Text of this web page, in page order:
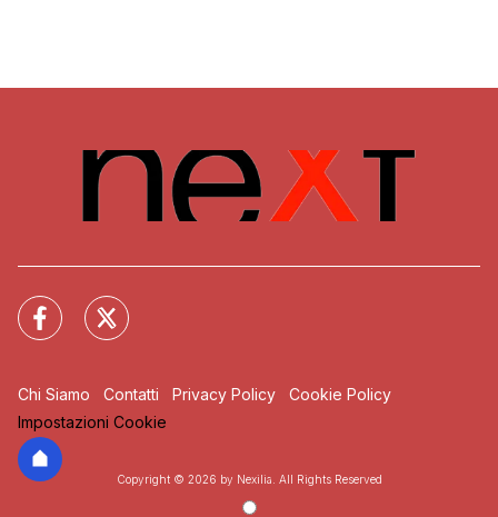
Chi Siamo Contatti Privacy Policy
Cookie Policy
Impostazioni Cookie
Copyright © 2026 by Nexilia. All Rights Reserved